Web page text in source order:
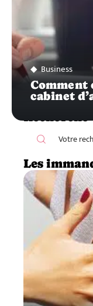
Business
cabinet
Les